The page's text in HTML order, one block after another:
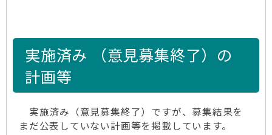
実施済み （意見募集終了）の
計画等
実施済み（意見募集終了）ですが、募集結果を
まだ公表していない計画等を掲載しています。